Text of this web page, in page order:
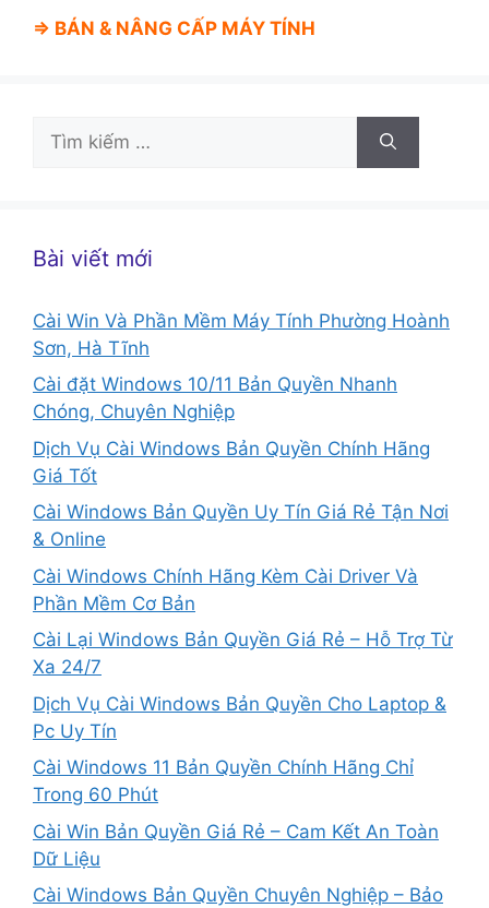
⇒ BÁN & NÂNG CẤP MÁY TÍNH
Tìm
kiếm
Bài viết mới
Cài Win Và Phần Mềm Máy Tính Phường Hoành
Sơn, Hà Tĩnh
Cài đặt Windows 10/11 Bản Quyền Nhanh
Chóng, Chuyên Nghiệp
Dịch Vụ Cài Windows Bản Quyền Chính Hãng
Giá Tốt
Cài Windows Bản Quyền Uy Tín Giá Rẻ Tận Nơi
& Online
Cài Windows Chính Hãng Kèm Cài Driver Và
Phần Mềm Cơ Bản
Cài Lại Windows Bản Quyền Giá Rẻ – Hỗ Trợ Từ
Xa 24/7
Dịch Vụ Cài Windows Bản Quyền Cho Laptop &
Pc Uy Tín
Cài Windows 11 Bản Quyền Chính Hãng Chỉ
Trong 60 Phút
Cài Win Bản Quyền Giá Rẻ – Cam Kết An Toàn
Dữ Liệu
Cài Windows Bản Quyền Chuyên Nghiệp – Bảo